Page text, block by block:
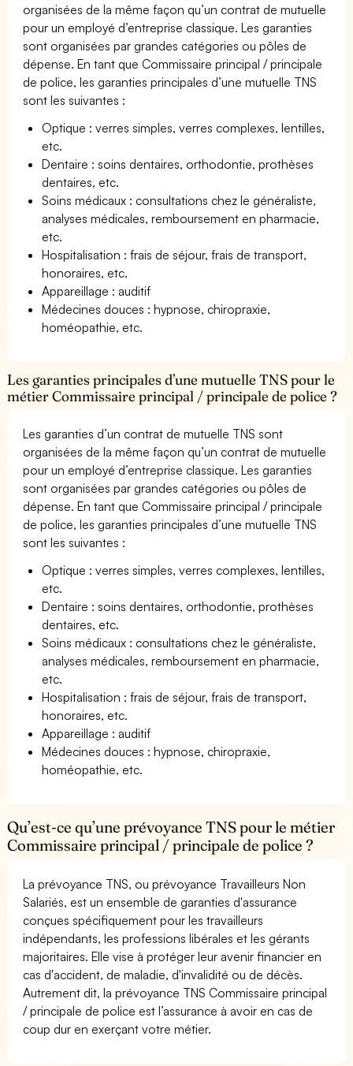
organisées de la même façon qu’un contrat de mutuelle
pour un employé d’entreprise classique. Les garanties
sont organisées par grandes catégories ou pôles de
dépense. En tant que Commissaire principal / principale
de police, les garanties principales d’une mutuelle TNS
sont les suivantes :
Optique : verres simples, verres complexes, lentilles,
etc.
Dentaire : soins dentaires, orthodontie, prothèses
dentaires, etc.
Soins médicaux : consultations chez le généraliste,
analyses médicales, remboursement en pharmacie,
etc.
Hospitalisation : frais de séjour, frais de transport,
honoraires, etc.
Appareillage : auditif
Médecines douces : hypnose, chiropraxie,
homéopathie, etc.
Les garanties principales d’une mutuelle TNS pour le
métier Commissaire principal / principale de police ?
Les garanties d’un contrat de mutuelle TNS sont
organisées de la même façon qu’un contrat de mutuelle
pour un employé d’entreprise classique. Les garanties
sont organisées par grandes catégories ou pôles de
dépense. En tant que Commissaire principal / principale
de police, les garanties principales d’une mutuelle TNS
sont les suivantes :
Optique : verres simples, verres complexes, lentilles,
etc.
Dentaire : soins dentaires, orthodontie, prothèses
dentaires, etc.
Soins médicaux : consultations chez le généraliste,
analyses médicales, remboursement en pharmacie,
etc.
Hospitalisation : frais de séjour, frais de transport,
honoraires, etc.
Appareillage : auditif
Médecines douces : hypnose, chiropraxie,
homéopathie, etc.
Qu’est-ce qu’une prévoyance TNS pour le métier
Commissaire principal / principale de police ?
La prévoyance TNS, ou prévoyance Travailleurs Non
Salariés, est un ensemble de garanties d'assurance
conçues spécifiquement pour les travailleurs
indépendants, les professions libérales et les gérants
majoritaires. Elle vise à protéger leur avenir financier en
cas d'accident, de maladie, d'invalidité ou de décès.
Autrement dit, la prévoyance TNS Commissaire principal
/ principale de police est l’assurance à avoir en cas de
coup dur en exerçant votre métier.